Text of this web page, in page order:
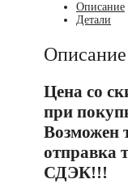
2022
GRAVEL
мод.
Gravel-
R7000-
22S
Carbon
р.
54
цвет
оранжевый
Описание
Детали
Описание
Цена со
при
Возможен
отправка
СДЭК!!!